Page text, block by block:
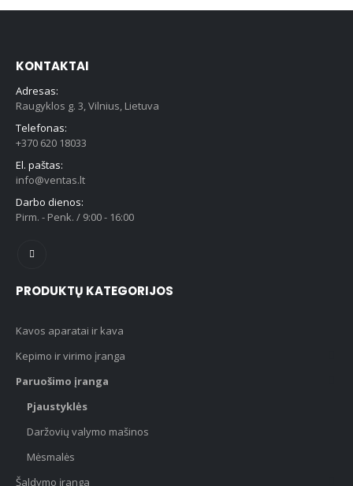
KONTAKTAI
Adresas:
Raugyklos g. 3, Vilnius, Lietuva
Telefonas:
+370 620 18033
El. paštas:
info@ventas.lt
Darbo dienos:
Pirm. - Penk. / 9:00 - 16:00
PRODUKTŲ KATEGORIJOS
Kavos aparatai ir kava
Kepimo ir virimo įranga
Paruošimo įranga
Pjaustyklės
Daržovių valymo mašinos
Mėsmalės
Šaldymo įranga